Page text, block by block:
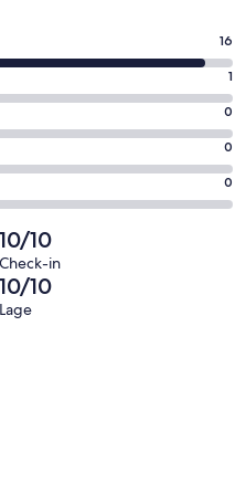
16
1
0
0
0
10/10
Check-in
10/10
Lage